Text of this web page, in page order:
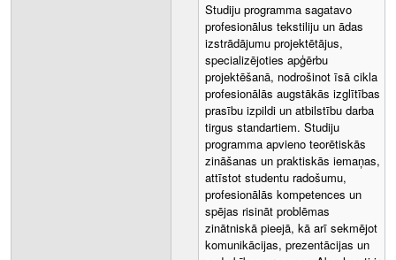
Studiju programma sagatavo
profesionālus tekstiliju un ādas
izstrādājumu projektētājus,
specializējoties apģērbu
projektēšanā, nodrošinot īsā cikla
profesionālās augstākās izglītības
prasību izpildi un atbilstību darba
tirgus standartiem. Studiju
programma apvieno teorētiskās
zināšanas un praktiskās iemaņas,
attīstot studentu radošumu,
profesionālās kompetences un
spējas risināt problēmas
zinātniskā pieejā, kā arī sekmējot
komunikācijas, prezentācijas un